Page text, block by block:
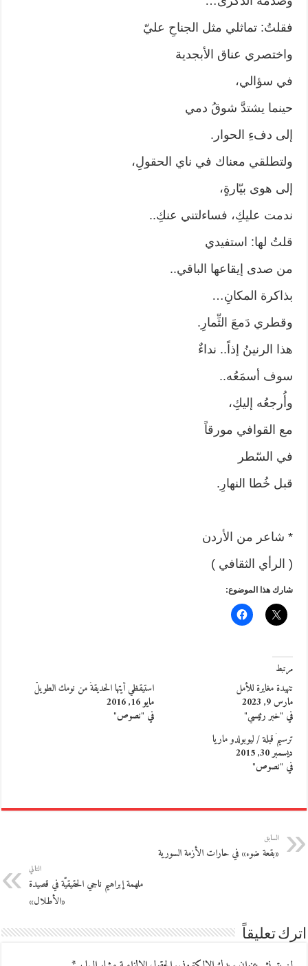
فقلتُ: تماثلي مثل الجناحِ عليّ
واختصري عناق الأبجدية
في سؤالي،
حينما يشتدَّ شوقُ دمي
إلى دفءِ الحوار.
ولتطلقي معناك في ناي الحقولِ،
إلى هوى بيّارةٍ،
ندمت عليكِ، فساءلتني عنكِ..
قلتُ لها: استفيدي
من صدى إيقاعها الباقي..
بذاكرة المكانِ…
وقطري دَمعَ الثِّمارِ.
هذا الرنينُ إذاً.. نداءٌ
سوف أسمَعُه..
وأُرجعُه إليكِ،
مع القوافي مورقاً
في السّطر
قبل خُطا النهارِ.
* شاعر من الأردن
( الرأي الثقافي )
شارك هذا الموضوع:
مرتبط
تنهيدة مغايرة للأمل
مارس 9, 2023
في "خبر رئيسي"
استيقظي أيتها الحديقةُ من نومك الطويلْ
مايو 16, 2016
في "نصوص"
ترسيمُ قبلة / ليوبولدو ماريا
ديسمبر 30, 2015
في "نصوص"
السابق
«بقعة ضوء» في حارات الأزمة السورية
التالي
ملهمة إبراهيم ناجي الحقيقيّة في قصيدة
«الأطلال»
اترك تعليقاً